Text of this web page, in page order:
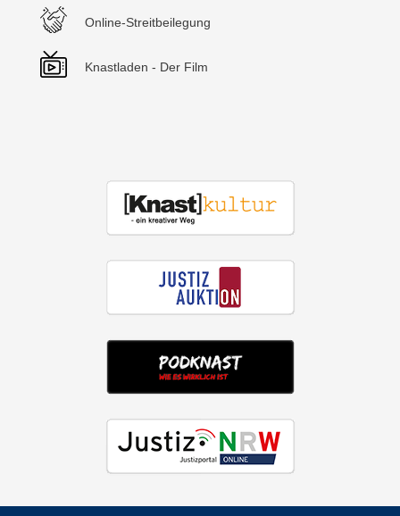
Online-Streitbeilegung
Knastladen - Der Film